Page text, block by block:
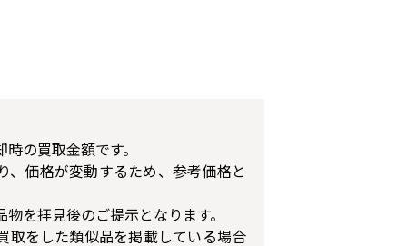
の買取金額です。
、価格が変動するため、参考価格と
を拝見後のご提示となります。
取をした類似品を掲載している場合